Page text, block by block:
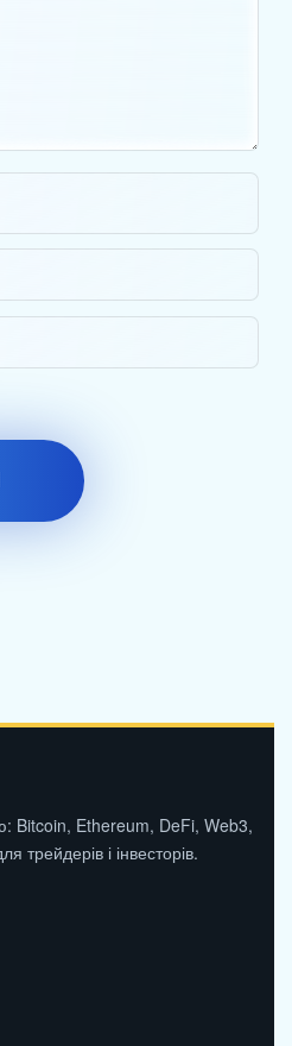
Bitcoin, Ethereum, DeFi, Web3,
трейдерів і інвесторів.